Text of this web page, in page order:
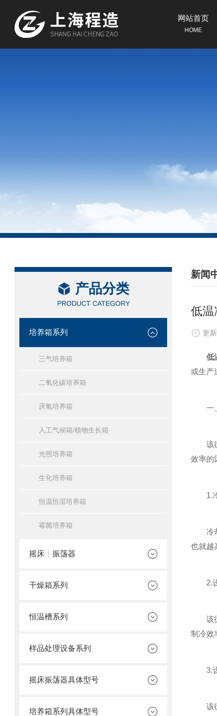
网站首页
HOME
产品分类
PRODUCT CATEGORY
培养箱系列
三气培养箱
二氧化碳培养箱
厌氧培养箱
人工气候箱/植物生长箱
光照培养箱
生化培养箱
恒温恒湿培养箱
霉菌培养箱
摇床┊振荡器
干燥箱系列
恒温槽系列
样品处理设备系列
摇床振荡器具体型号
培养箱系列具体型号
新闻
/
低温
更
低
或生产
一、
该循
效率的
1.冷
冷却
也就越
2.设
该循
制冷效
3.设
该循